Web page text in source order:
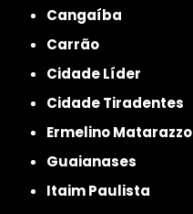
Cangaíba
Carrão
Cidade Líder
Cidade Tiradentes
Ermelino Matarazzo
Guaianases
Itaim Paulista